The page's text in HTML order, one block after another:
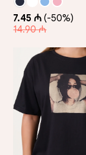
7.45 ₼ (-50%)
14.90 ₼